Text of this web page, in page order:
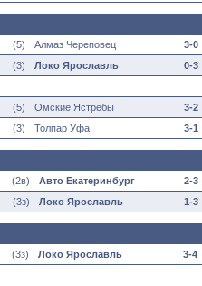
(5) Алмаз Череповец
3-0
(3) Локо Ярославль 0-3
(5) Омские Ястребы
3-2
(3) Толпар Уфа 3-1
(2в) Авто Екатеринбург
2-3
(3з) Локо Ярославль 1-3
(3з) Локо Ярославль 3-4